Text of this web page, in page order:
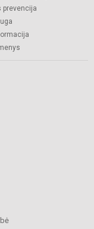
prevencija